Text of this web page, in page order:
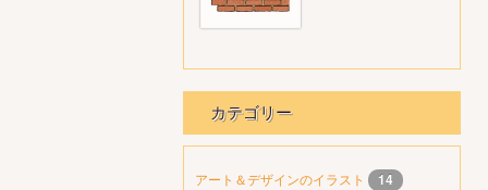
カテゴリー
アート＆デザインのイラスト 14